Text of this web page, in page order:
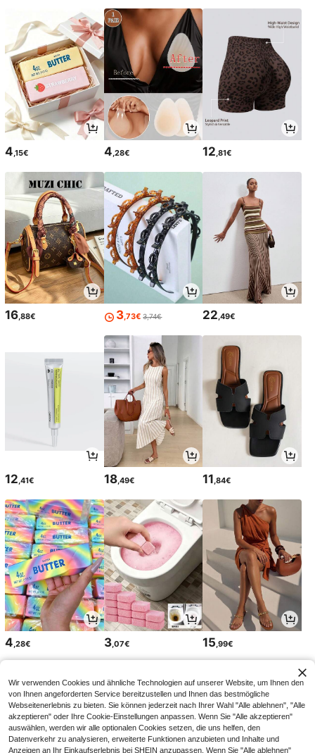
4,15€ 4,28€ 12,81€
16,88€ 3,73€ 3,74€ 22,49€
12 ,41€ 18,49€ 11 ,84€
4 ,28€ 3,07€ 15 ,99€
Wir verwenden Cookies und ähnliche Technologien auf unserer Website, um Ihnen den
von Ihnen angeforderten Service bereitzustellen und Ihnen das bestmögliche
Webseitenerlebnis zu bieten. Sie können jederzeit nach Ihrer Wahl "Alle ablehnen", "Alle
akzeptieren" oder Ihre Cookie-Einstellungen anpassen. Wenn Sie "Alle akzeptieren"
auswählen, werden wir alle optionalen Cookies setzen, die uns helfen, den
Datenverkehr zu analysieren, erweiterte Funktionen anzubieten und Inhalte und
Anzeigen an Ihr Einkaufserlebnis bei SHEIN anzupassen. Wenn Sie "Alle ablehnen"